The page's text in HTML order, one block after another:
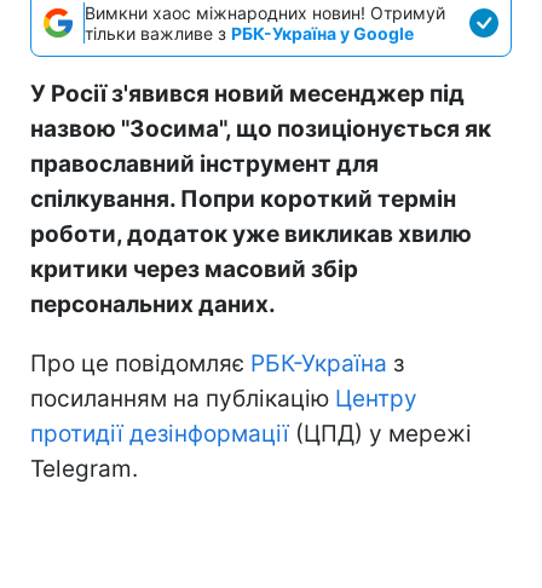
Вимкни хаос міжнародних новин! Отримуй
тільки важливе з РБК-Україна у Google
У Росії з'явився новий месенджер під
назвою "Зосима", що позиціонується як
православний інструмент для
спілкування. Попри короткий термін
роботи, додаток уже викликав хвилю
критики через масовий збір
персональних даних.
Про це повідомляє РБК-Україна з
посиланням на публікацію Центру
протидії дезінформації(ЦПД) у мережі
Telegram.